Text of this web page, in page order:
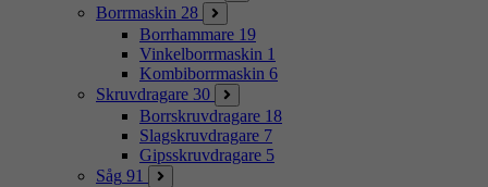
Borrmaskin 28
Borrhammare 19
Vinkelborrmaskin 1
Kombiborrmaskin 6
Skruvdragare 30
Borrskruvdragare 18
Slagskruvdragare 7
Gipsskruvdragare 5
Såg 91